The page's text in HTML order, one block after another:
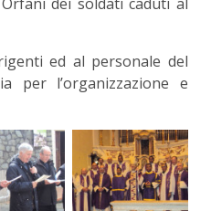
dei soldati caduti al
ed al personale del
per l’organizzazione e